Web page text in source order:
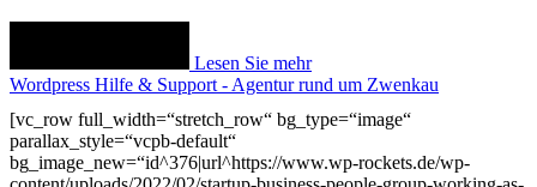
Lesen Sie mehr
Wordpress Hilfe & Support - Agentur rund um Zwenkau
[vc_row full_width=“stretch_row“ bg_type=“image“
parallax_style=“vcpb-default“
bg_image_new=“id^376|url^https://www.wp-rockets.de/wp-